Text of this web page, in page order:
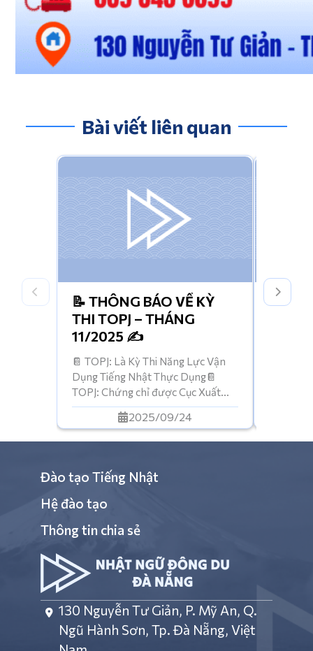
Bài viết liên quan
📝 THÔNG BÁO VỀ KỲ
THI TOPJ – THÁNG
11/2025 ✍️
📔 TOPJ: Là Kỳ Thi Năng Lực Vận
Dụng Tiếng Nhật Thực Dụng📔
TOPJ: Chứng chỉ được Cục Xuất
Nhập Cảnh công nhận (để làm hồ
sơ đi du học hoặc đi làm tại Nhật)
Hồ sơ đăng ký: Thí sinh […]
2025/09/24
HỌC
130 Nguyễn Tư Giản, P. Mỹ An, Q.
Ngũ Hành Sơn, Tp. Đà Nẵng, Việt
Đào tạo Tiếng Nhật
Hệ đào tạo
Thông tin chia sẻ